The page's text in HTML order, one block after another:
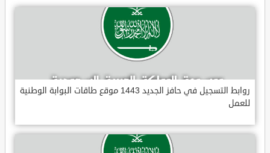
روابط التسجيل في حافز الجديد 1443 موقع طاقات البوابة الوطنية
للعمل